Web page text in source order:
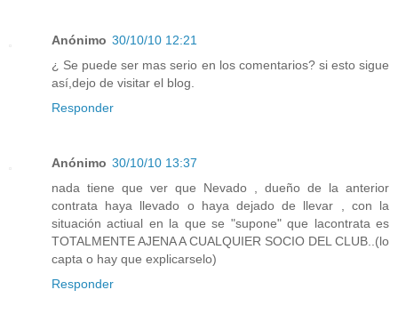
Anónimo 30/10/10 12:21
¿ Se puede ser mas serio en los comentarios? si esto sigue
así,dejo de visitar el blog.
Responder
Anónimo 30/10/10 13:37
nada tiene que ver que Nevado , dueño de la anterior
contrata haya llevado o haya dejado de llevar , con la
situación actiual en la que se "supone" que lacontrata es
TOTALMENTE AJENA A CUALQUIER SOCIO DEL CLUB..(lo
capta o hay que explicarselo)
Responder